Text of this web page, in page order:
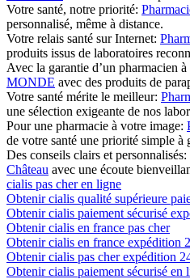
Votre santé, notre priorité:
personnalisé, même à distance.
Votre relais santé sur Internet:
produits issus de laboratoires
Avec la garantie d’un pharmacien
MONDE avec des produits de
Votre santé mérite le meilleur:
une sélection exigeante de nos
Pour une pharmacie à votre image:
de votre santé une priorité simple à
Des conseils clairs et personnalisés:
Château avec une écoute
cialis pas cher en ligne
Obtenir cialis qualité supérieure
Obtenir cialis paiement sécurisé
Obtenir cialis en france pas cher
Obtenir cialis en france expédition
Obtenir cialis pas cher expédition
Obtenir cialis paiement sécurisé en